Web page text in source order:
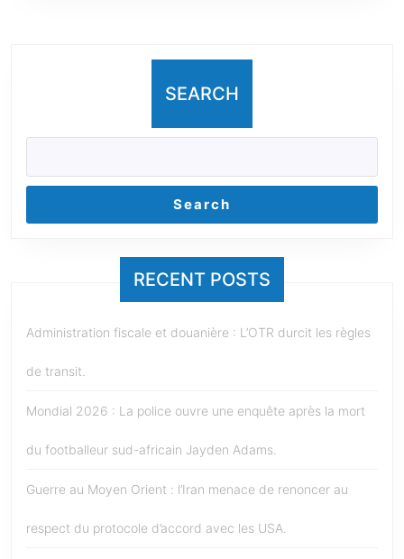
SEARCH
Search
RECENT POSTS
Administration fiscale et douanière : L’OTR durcit les règles
de transit.
Mondial 2026 : La police ouvre une enquête après la mort
du footballeur sud-africain Jayden Adams.
Guerre au Moyen Orient : l’Iran menace de renoncer au
respect du protocole d’accord avec les USA.